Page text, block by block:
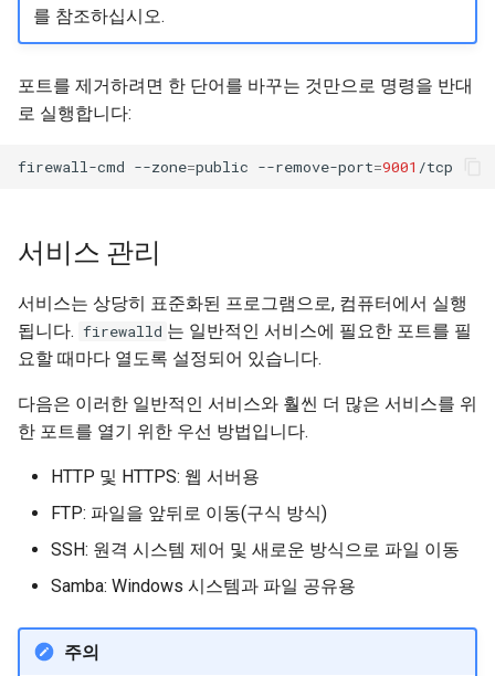
를 참조하십시오.
포트를 제거하려면 한 단어를 바꾸는 것만으로 명령을 반대
로 실행합니다:
firewall-cmd --zone=public --remove-port=9001
서비스 관리
서비스는 상당히 표준화된 프로그램으로, 컴퓨터에서 실행
됩니다. firewalld 는 일반적인 서비스에 필요한 포트를 필
요할 때마다 열도록 설정되어 있습니다.
다음은 이러한 일반적인 서비스와 훨씬 더 많은 서비스를 위
한 포트를 열기 위한 우선 방법입니다.
HTTP 및 HTTPS: 웹 서버용
FTP: 파일을 앞뒤로 이동(구식 방식)
SSH: 원격 시스템 제어 및 새로운 방식으로 파일 이동
Samba: Windows 시스템과 파일 공유용
주의